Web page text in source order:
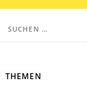
THEMEN